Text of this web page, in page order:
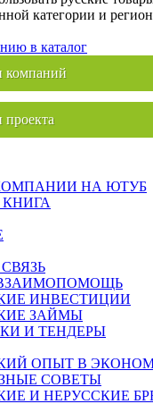
категории и
компаний
проекта
НА ЮТУБ
ИНВЕСТИЦИИ
ЗАЙМЫ
И ТЕНДЕРЫ
ОПЫТ В
СОВЕТЫ
И НЕРУССКИЕ